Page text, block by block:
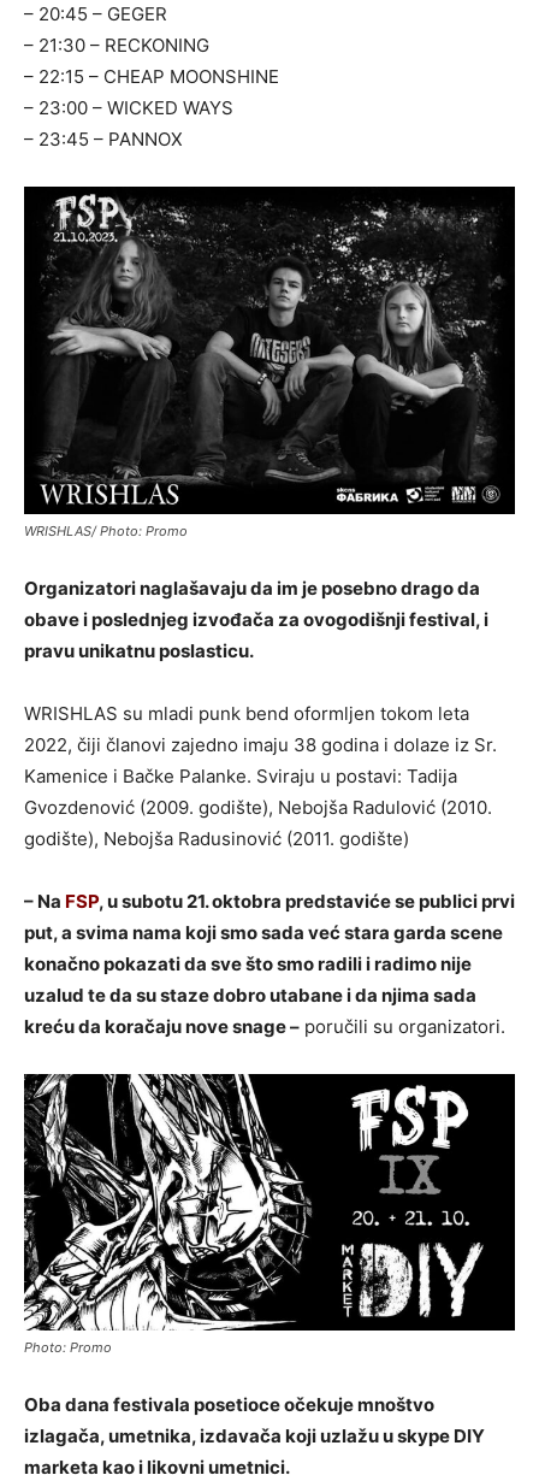
– 20:45 – GEGER
– 21:30 – RECKONING
– 22:15 – CHEAP MOONSHINE
– 23:00 – WICKED WAYS
– 23:45 – PANNOX
WRISHLAS/ Photo: Promo
Organizatori naglašavaju da im je posebno drago da
obave i poslednjeg izvođača za ovogodišnji festival, i
pravu unikatnu poslasticu.
WRISHLAS su mladi punk bend oformljen tokom leta
2022, čiji članovi zajedno imaju 38 godina i dolaze iz Sr.
Kamenice i Bačke Palanke. Sviraju u postavi: Tadija
Gvozdenović (2009. godište), Nebojša Radulović (2010.
godište), Nebojša Radusinović (2011. godište)
– Na FSP, u subotu 21. oktobra predstaviće se publici prvi
put, a svima nama koji smo sada već stara garda scene
konačno pokazati da sve što smo radili i radimo nije
uzalud te da su staze dobro utabane i da njima sada
kreću da koračaju nove snage – poručili su organizatori.
Photo: Promo
Oba dana festivala posetioce očekuje mnoštvo
izlagača, umetnika, izdavača koji uzlažu u skype DIY
marketa kao i likovni umetnici.